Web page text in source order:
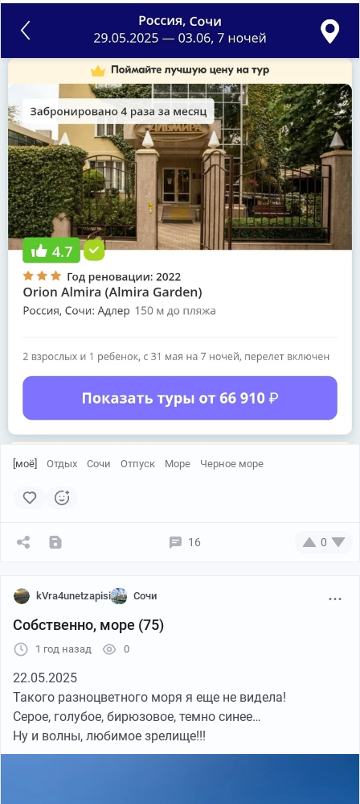
[моё] Отдых Сочи Отпуск Море Черное море
16 0
kVra4unetzapisi Сочи
Собственно, море (75)
1 год назад 0
22.05.2025
Такого разноцветного моря я еще не видела!
Серое, голубое, бирюзовое, темно синее…
Ну и волны, любимое зрелище!!!